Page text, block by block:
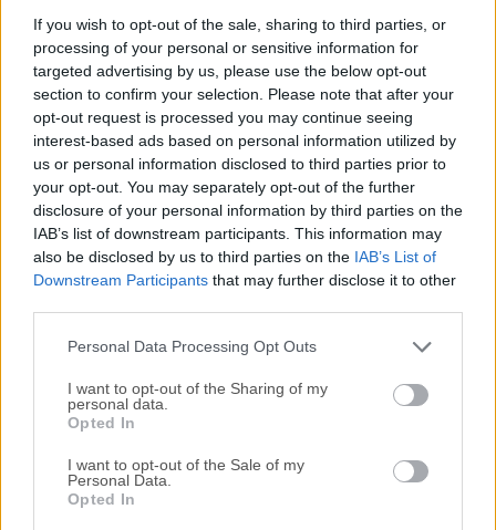
If you wish to opt-out of the sale, sharing to third parties, or
processing of your personal or sensitive information for
targeted advertising by us, please use the below opt-out
section to confirm your selection. Please note that after your
opt-out request is processed you may continue seeing
interest-based ads based on personal information utilized by
us or personal information disclosed to third parties prior to
your opt-out. You may separately opt-out of the further
disclosure of your personal information by third parties on the
IAB’s list of downstream participants. This information may
also be disclosed by us to third parties on the IAB’s List of
Downstream Participants that may further disclose it to other
Personal Data Processing Opt Outs
I want to opt-out of the Sharing of my
personal data.
Opted In
I want to opt-out of the Sale of my
Personal Data.
Opted In
Advanced Renamer es un programa gratuito para
renombrar múltiples archivos y carpetas a la vez. Al
configurar métodos de renombrado, los nombres pueden
manipularse de varias maneras. Es fácil configurar un
trabajo por lotes avanzado utilizando múltiples métodos en
un gran número de archivos. Los 14 métodos diferentes le
permiten cambiar los nombres, atributos y marcas de
tiempo de los archivos de una sola vez. Los archivos
también pueden copiarse o moverse a nuevas ubicaciones
basándose en la información contenida en ellos.Con
Advanced Renamer puede construir nuevos nombres de
archivo añadiendo, eliminando, reemplazando, cambiando
mayúsculas/minúsculas o dándole al archivo un nombre